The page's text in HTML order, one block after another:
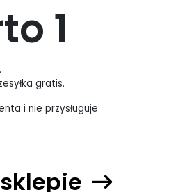
1
gratis.
i nie przysługuje